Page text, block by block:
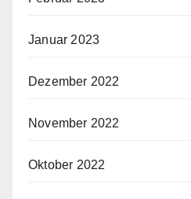
Januar 2023
Dezember 2022
November 2022
Oktober 2022